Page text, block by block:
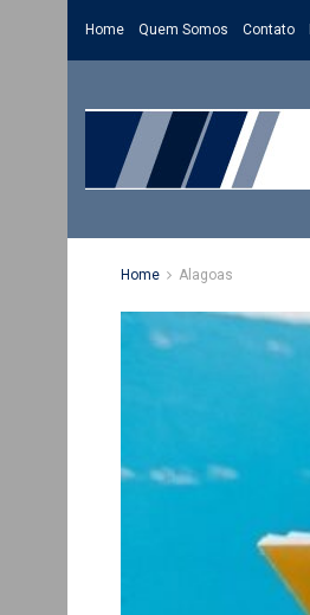
Home Quem Somos Contato
Home Alagoas